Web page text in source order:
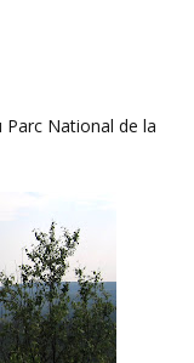
National de la